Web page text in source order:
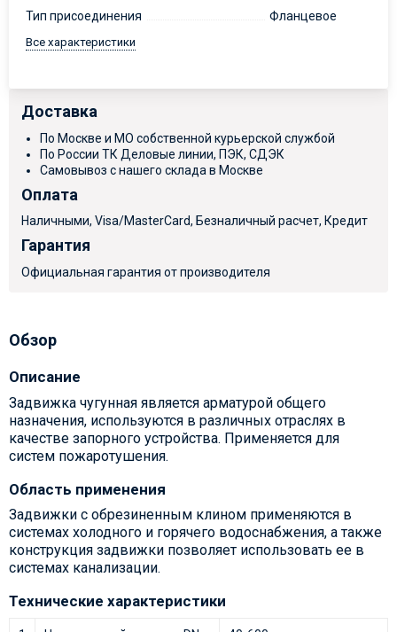
Тип присоединения
Фланцевое
Все характеристики
Доставка
По Москве и МО собственной курьерской службой
По России ТК Деловые линии, ПЭК, СДЭК
Самовывоз с нашего склада в Москве
Оплата
Наличными, Visa/MasterCard, Безналичный расчет, Кредит
Гарантия
Официальная гарантия от производителя
Обзор
Описание
Задвижка чугунная является арматурой общего
назначения, используются в различных отраслях в
качестве запорного устройства. Применяется для
систем пожаротушения.
Область применения
Задвижки с обрезиненным клином применяются в
системах холодного и горячего водоснабжения, а также
конструкция задвижки позволяет использовать ее в
системах канализации.
Технические характеристики